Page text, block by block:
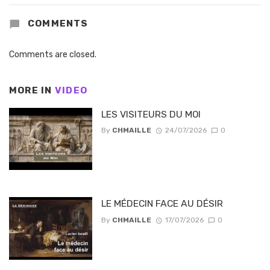
COMMENTS
Comments are closed.
MORE IN VIDEO
LES VISITEURS DU MOI
By CHMAILLE 24/07/2026 0
LE MÉDECIN FACE AU DÉSIR
By CHMAILLE 17/07/2026 0